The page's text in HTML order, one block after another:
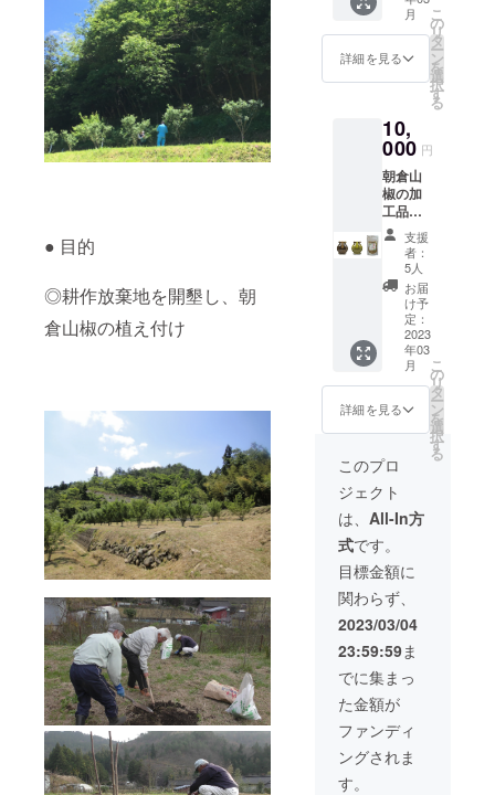
● 目的
◎耕作放棄地を開墾し、朝
倉山椒の植え付け
とバッ
チの
セット
は朝倉
山椒
ファン
クラブ
から お
礼のお
手紙を
添えて
お送り
いたし
ます。
から湧
き出る
清らか
な 雪解
け水に
まれた
美味し
いお米
です。
ぜひご
賞味く
ださい
ませ。
精米後
一週間
以内の
お米を
お届け
いたし
ます。
商品到
着後、
お召し
上がり
くださ
い。
「原材
料及び
添加物
等の食
品表示
はお届
け商品
のラベ
ルに記
載され
ます。
商品
開封前
には必
月
詳細を見る
こ
の
リ
タ
ー
ン
を
選
択
す
る
10,
000 円
朝倉山
椒の加
工品
セット
● 山椒
佃煮
内容
量 :
80g 賞
味期
限：6カ
月 保存
方法：
直射日
光を避
け、常
温で保
存 養父
の特産
品「朝
倉山
椒」を
使った
佃煮で
す。 癖
になる
刺激の
実山椒
をふっ
くらと
柔らか
く炊き
上げた
香味豊
支援
者：
5人
お届
け予
定：
2023
年03
月
詳細を見る
こ
の
リ
タ
ー
ン
を
選
択
す
る
このプロ
ジェクト
は、 All-In方
式です。
目標金額に
関わらず、
2023/03/04
23:59:59ま
でに集まっ
た金額が
ファンディ
ングされま
す。